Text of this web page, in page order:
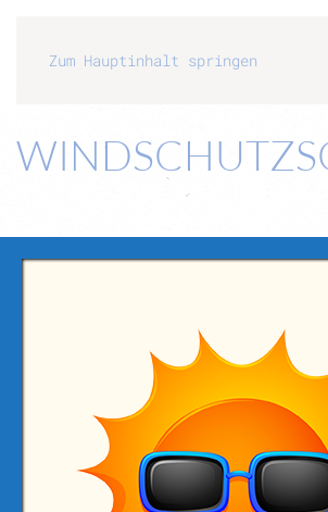
Zum Hauptinhalt springen
Keine Kategorien
Anmelden
Eintrags-Feed